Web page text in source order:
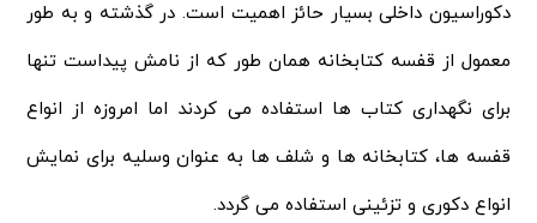
دکوراسیون داخلی بسیار حائز اهمیت است. در گذشته و به طور
معمول از قفسه کتابخانه همان طور که از نامش پیداست تنها
برای نگهداری کتاب ها استفاده می کردند اما امروزه از انواع
قفسه ها، کتابخانه ها و شلف ها به عنوان وسلیه برای نمایش
انواع دکوری و تزئینی استفاده می گردد.